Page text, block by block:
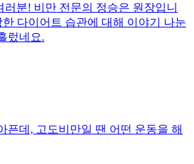
분! 비만 전문의 정승은 원장입니
다이어트 습관에 대해 이야기 나눈
렀네요.
픈데, 고도비만일 땐 어떤 운동을 해